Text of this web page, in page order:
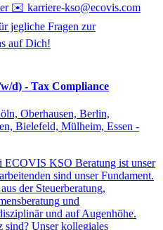
✉️ karriere-kso@ecovis.com
jegliche Fragen zur
auf Dich!
d) - Tax Compliance
Oberhausen, Berlin,
Bielefeld, Mülheim, Essen -
ECOVIS KSO Beratung ist unser
sind unser Fundament.
der Steuerberatung,
und
und auf Augenhöhe.
sind? Unser kollegiales